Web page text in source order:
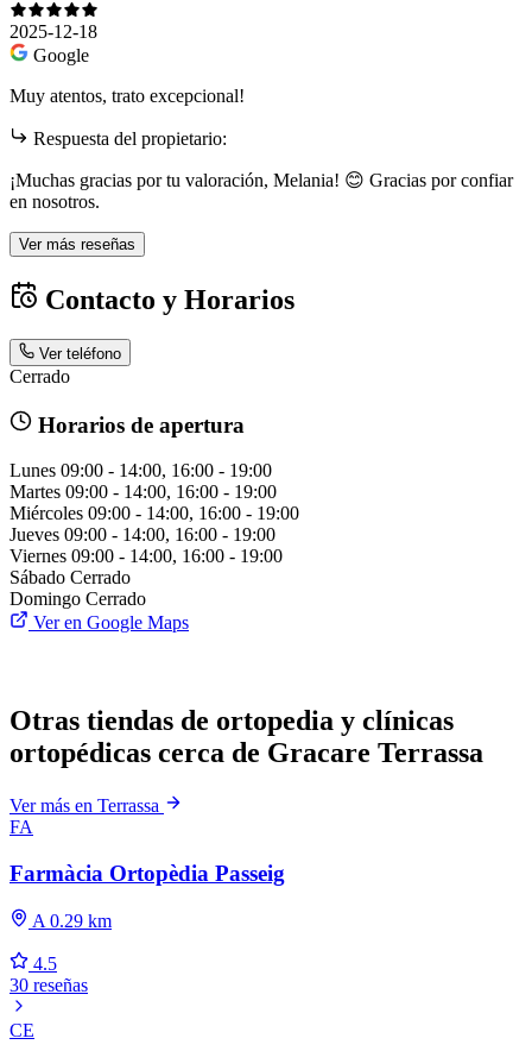
2025-12-18
Google
Muy atentos, trato excepcional!
Respuesta del propietario:
¡Muchas gracias por tu valoración, Melania! 😊 Gracias por confiar
en nosotros.
Ver más reseñas
Contacto y Horarios
Ver teléfono
Cerrado
Horarios de apertura
Lunes 09:00 - 14:00, 16:00 - 19:00
Martes 09:00 - 14:00, 16:00 - 19:00
Miércoles 09:00 - 14:00, 16:00 - 19:00
Jueves 09:00 - 14:00, 16:00 - 19:00
Viernes 09:00 - 14:00, 16:00 - 19:00
Sábado Cerrado
Domingo Cerrado
Ver en Google Maps
Otras tiendas de ortopedia y clínicas
ortopédicas cerca de Gracare Terrassa
Ver más en Terrassa
FA
Farmàcia Ortopèdia Passeig
A 0.29 km
4.5
30 reseñas
CE